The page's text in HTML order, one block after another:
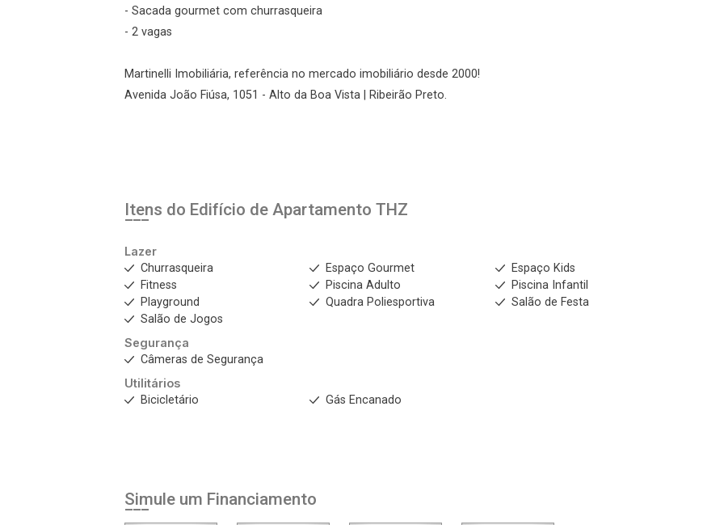
- Sacada gourmet com churrasqueira
- 2 vagas
Martinelli Imobiliária, referência no mercado imobiliário desde 2000!
Avenida João Fiúsa, 1051 - Alto da Boa Vista | Ribeirão Preto.
Itens do Edifício de Apartamento THZ
Lazer
Churrasqueira
Espaço Gourmet
Espaço Kids
Fitness
Piscina Adulto
Piscina Infantil
Playground
Quadra Poliesportiva
Salão de Festa
Salão de Jogos
Segurança
Câmeras de Segurança
Utilitários
Bicicletário
Gás Encanado
Simule um Financiamento